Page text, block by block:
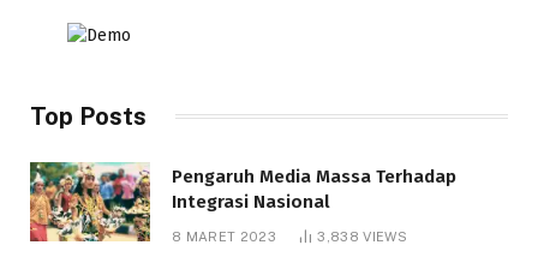
Top Posts
Pengaruh Media Massa Terhadap
Integrasi Nasional
8 MARET 2023 3,838VIEWS